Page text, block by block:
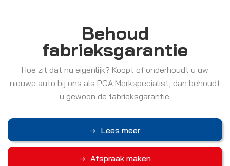
Behoud
fabrieksgarantie
Hoe zit dat nu eigenlijk? Koopt of onderhoudt u uw
nieuwe auto bij ons als PCA Merkspecialist, dan behoudt
u gewoon de fabrieksgarantie.
Lees meer
Afspraak maken